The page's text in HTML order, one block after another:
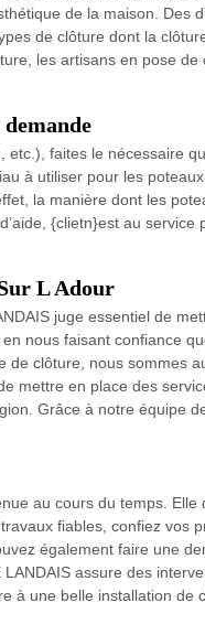
de la maison. Des
de clôture dont la
les artisans en pose
etc.), faites le nécessaire
à utiliser pour les
la manière dont les
{clietn}est au service
L Adour
juge essentiel de
nous faisant confiance
de clôture, nous sommes
mettre en place des
Grâce à notre équipe
au cours du temps. Elle
fiables, confiez vos
également faire une
assure des
à une belle installation de